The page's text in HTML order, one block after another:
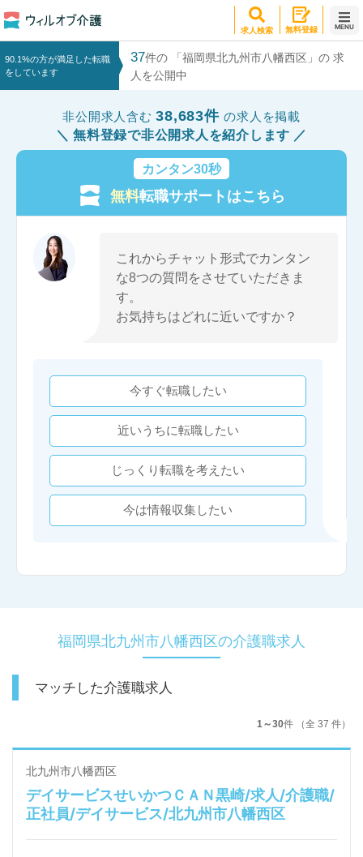
求人検索 無料登録 MENU
90.1%の方が満足した転職
をしています
37件の 「福岡県北九州市八幡西区」の 求
人を公開中
非公開求人含む38,683件の求人を掲載
無料登録で非公開求人を紹介します
カンタン30秒
無料転職サポートはこちら
これからチャット形式でカンタン
な8つの質問をさせていただきま
す。
お気持ちはどれに近いですか？
今すぐ転職したい
近いうちに転職したい
じっくり転職を考えたい
今は情報収集したい
福岡県北九州市八幡西区の介護職求人
マッチした介護職求人
1～30件 （全 37 件）
北九州市八幡西区
デイサービスせいかつＣＡＮ黒崎/求人/介護職/
正社員/デイサービス/北九州市八幡西区